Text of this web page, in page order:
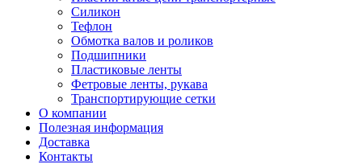
Силикон
Тефлон
Обмотка валов и роликов
Подшипники
Пластиковые ленты
Фетровые ленты, рукава
Транспортирующие сетки
О компании
Полезная информация
Доставка
Контакты